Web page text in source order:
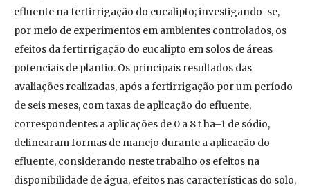
efluente na fertirrigação do eucalipto; investigando-se,
por meio de experimentos em ambientes controlados, os
efeitos da fertirrigação do eucalipto em solos de áreas
potenciais de plantio. Os principais resultados das
avaliações realizadas, após a fertirrigação por um período
de seis meses, com taxas de aplicação do efluente,
correspondentes a aplicações de 0 a 8 t ha–1 de sódio,
delinearam formas de manejo durante a aplicação do
efluente, considerando neste trabalho os efeitos na
disponibilidade de água, efeitos nas características do solo,